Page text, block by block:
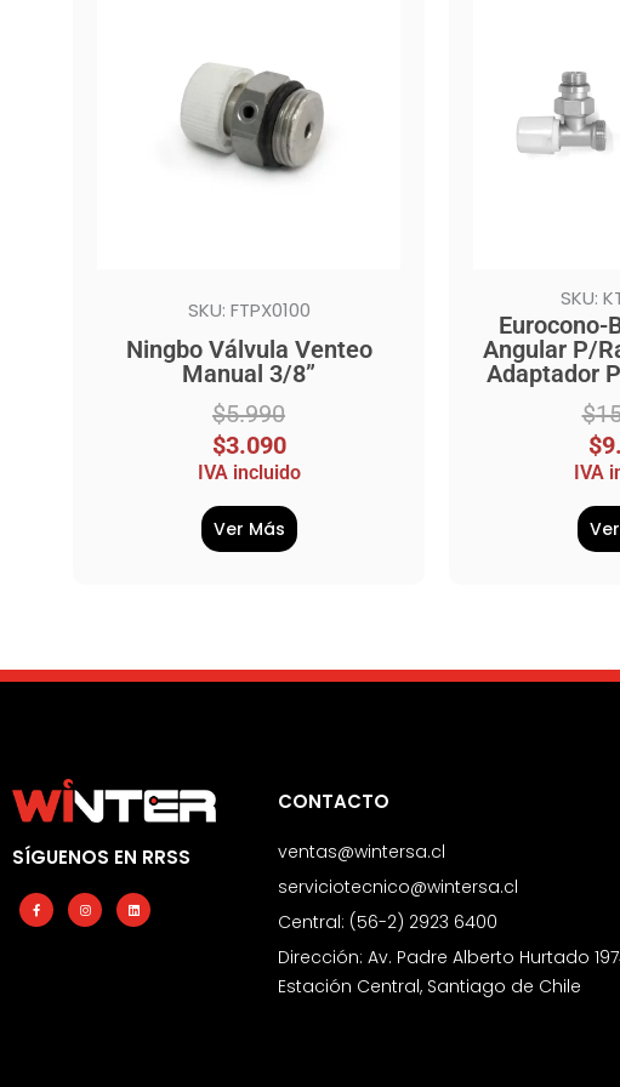
SKU: FTPX0100
Ningbo Válvula Venteo
Manual 3/8”
$5.990
$3.090
IVA incluido
Ver Más
SKU:
Eurocono-
Angular P/
Adaptador
$
$15.990.
$
IVA
SÍGUENOS EN RRSS
Facebook-
f
InstagramLinkedin
CONTACTO
ventas@wintersa.cl
serviciotecnico@wintersa.cl
Central: (56-2) 2923 6400
Dirección: Av. Padre Alberto Hurtado
Estación Central, Santiago de Chile